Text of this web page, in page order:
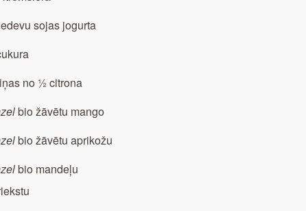
sojas jogurta
no ½ citrona
bio žāvētu mango
bio žāvētu aprikožu
bio mandeļu